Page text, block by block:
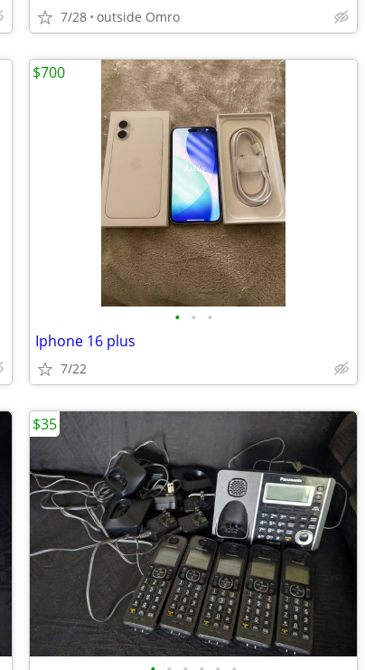
7/28 outside Omro
• • •
Iphone 16 plus
7/22
$700
$35